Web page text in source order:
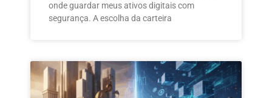
onde guardar meus ativos digitais com
segurança. A escolha da carteira